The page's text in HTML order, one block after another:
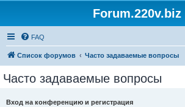
Forum.220v.biz
FAQ
Список форумов Часто задаваемые вопросы
Часто задаваемые вопросы
Вход на конференцию и регистрация